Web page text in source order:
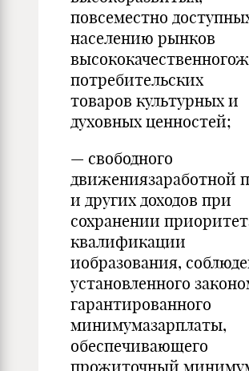
повсеместно
населению рынков
потребительских
товаров культурных и
духовных ценностей;
— свободного
движениязаработной
и других доходов при
сохранении
квалификации
иобразования,
установленного
гарантированного
минимумазарплаты,
обеспечивающего
прожиточный